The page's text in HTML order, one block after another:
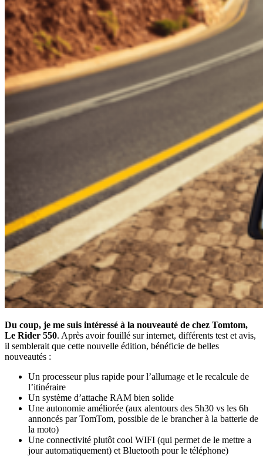
Du coup, je me suis intéressé à la nouveauté de chez Tomtom,
Le Rider 550. Après avoir fouillé sur internet, différents test et avis,
il semblerait que cette nouvelle édition, bénéficie de belles
nouveautés :
Un processeur plus rapide pour l’allumage et le recalcule de
l’itinéraire
Un système d’attache RAM bien solide
Une autonomie améliorée (aux alentours des 5h30 vs les 6h
annoncés par TomTom, possible de le brancher à la batterie de
la moto)
Une connectivité plutôt cool WIFI (qui permet de le mettre a
jour automatiquement) et Bluetooth pour le téléphone)